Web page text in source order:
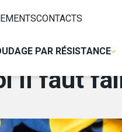
PAR RÉSISTANCE
CONTACTS
il faut